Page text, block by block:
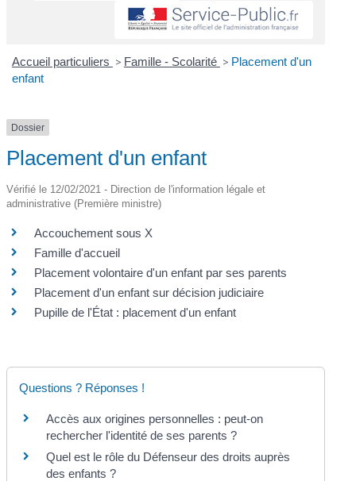
Accueil particuliers > Famille - Scolarité > Placement d'un
enfant
Dossier
Placement d'un enfant
Vérifié le 12/02/2021 - Direction de l'information légale et
administrative (Première ministre)
Accouchement sous X
Famille d'accueil
Placement volontaire d'un enfant par ses parents
Placement d'un enfant sur décision judiciaire
Pupille de l'État : placement d'un enfant
Questions ? Réponses !
Accès aux origines personnelles : peut-on
rechercher l'identité de ses parents ?
Quel est le rôle du Défenseur des droits auprès
des enfants ?